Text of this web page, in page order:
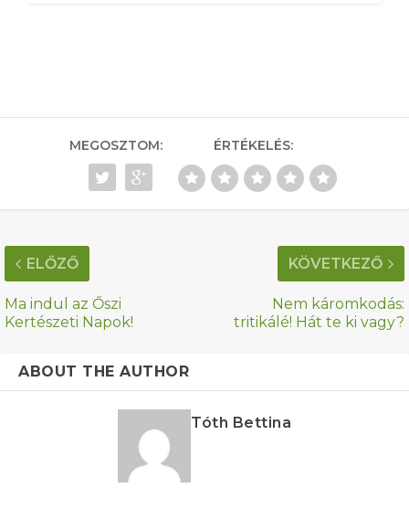
MEGOSZTOM: ÉRTÉKELÉS:
ELŐZŐ
Ma indul az Őszi
Kertészeti Napok!
KÖVETKEZŐ
Nem káromkodás:
tritikálé! Hát te ki vagy?
ABOUT THE AUTHOR
Tóth Bettina